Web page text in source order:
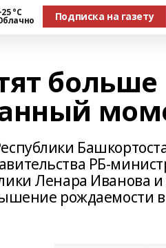
°С Подписка на газету
больше
РБ-
Ленара Иванова и
рождаемости в